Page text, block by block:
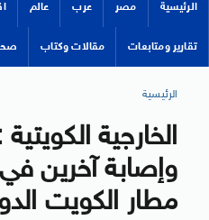
الرئيسية مصر عرب عالم
تقارير ومتابعات مقالات وكتاب
الرئيسية
الخارجية
وإصابة آخرين
مطار الكويت